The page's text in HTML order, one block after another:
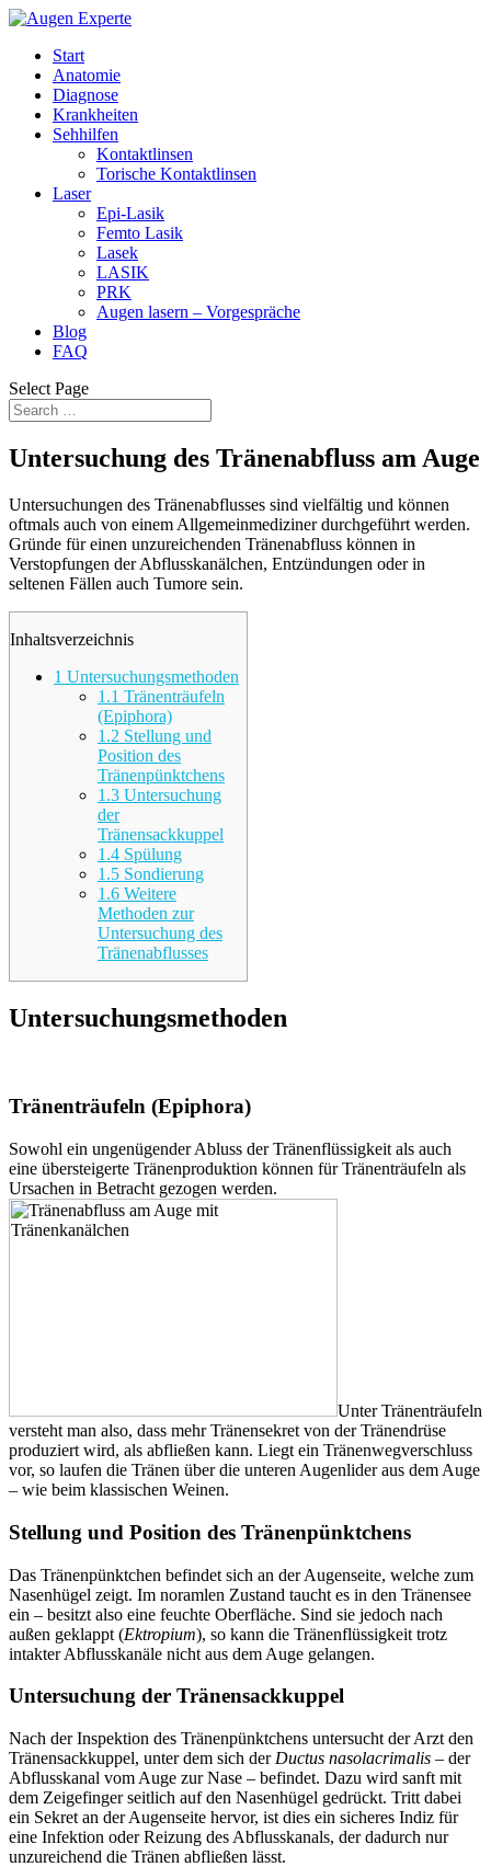
Start
Anatomie
Diagnose
Krankheiten
Sehhilfen
Kontaktlinsen
Torische Kontaktlinsen
Laser
Epi-Lasik
Femto Lasik
Lasek
LASIK
PRK
Augen lasern – Vorgespräche
Blog
FAQ
Select Page
Untersuchung des Tränenabfluss am Auge
Untersuchungen des Tränenabflusses sind vielfältig und können
oftmals auch von einem Allgemeinmediziner durchgeführt werden.
Gründe für einen unzureichenden Tränenabfluss können in
Verstopfungen der Abflusskanälchen, Entzündungen oder in
seltenen Fällen auch Tumore sein.
Inhaltsverzeichnis
1 Untersuchungsmethoden
1.1 Tränenträufeln
(Epiphora)
1.2 Stellung und
Position des
Tränenpünktchens
1.3 Untersuchung
der
Tränensackkuppel
1.4 Spülung
1.5 Sondierung
1.6 Weitere
Methoden zur
Untersuchung des
Tränenabflusses
Untersuchungsmethoden
Tränenträufeln (Epiphora)
Sowohl ein ungenügender Abluss der Tränenflüssigkeit als auch
eine übersteigerte Tränenproduktion können für Tränenträufeln als
Ursachen in Betracht gezogen werden.
Unter Tränenträufeln
versteht man also, dass mehr Tränensekret von der Tränendrüse
produziert wird, als abfließen kann. Liegt ein Tränenwegverschluss
vor, so laufen die Tränen über die unteren Augenlider aus dem Auge
– wie beim klassischen Weinen.
Stellung und Position des Tränenpünktchens
Das Tränenpünktchen befindet sich an der Augenseite, welche zum
Nasenhügel zeigt. Im noramlen Zustand taucht es in den Tränensee
ein – besitzt also eine feuchte Oberfläche. Sind sie jedoch nach
außen geklappt (Ektropium), so kann die Tränenflüssigkeit trotz
intakter Abflusskanäle nicht aus dem Auge gelangen.
Untersuchung der Tränensackkuppel
Nach der Inspektion des Tränenpünktchens untersucht der Arzt den
Tränensackkuppel, unter dem sich der Ductus nasolacrimalis – der
Abflusskanal vom Auge zur Nase – befindet. Dazu wird sanft mit
dem Zeigefinger seitlich auf den Nasenhügel gedrückt. Tritt dabei
ein Sekret an der Augenseite hervor, ist dies ein sicheres Indiz für
eine Infektion oder Reizung des Abflusskanals, der dadurch nur
unzureichend die Tränen abfließen lässt.